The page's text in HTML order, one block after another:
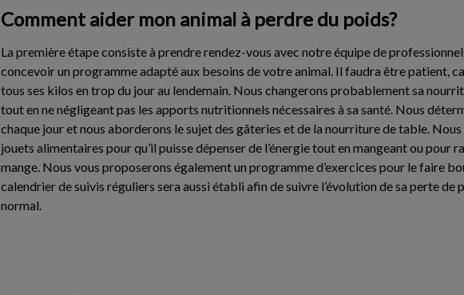
Comment aider mon animal à perdre du poids?
La première étape consiste à prendre rendez-vous avec notre équipe de
concevoir un programme adapté aux besoins de votre animal. Il faudra être patient,
tous ses kilos en trop du jour au lendemain. Nous changerons probablement sa
tout en ne négligeant pas les apports nutritionnels nécessaires à sa santé. Nous
chaque jour et nous aborderons le sujet des gâteries et de la nourriture de table.
jouets alimentaires pour qu’il puisse dépenser de l’énergie tout en mangeant ou pour
mange. Nous vous proposerons également un programme d’exercices pour le faire
calendrier de suivis réguliers sera aussi établi afin de suivre l’évolution de sa perte de
normal.